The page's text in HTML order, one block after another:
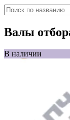
Валы
В наличии